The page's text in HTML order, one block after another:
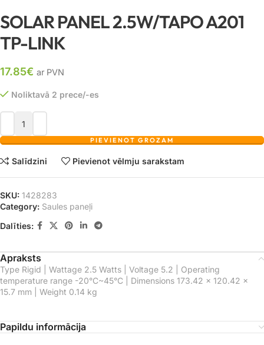
SOLAR PANEL 2.5W/TAPO A201
TP-LINK
17.85€ ar PVN
Noliktavā 2 prece/-es
PIEVIENOT GROZAM
Salīdzini Pievienot vēlmju sarakstam
SKU: 1428283
Category: Saules paneļi
Dalīties:
Apraksts
Type Rigid | Wattage 2.5 Watts | Voltage 5.2 | Operating
temperature range -20°C~45°C | Dimensions 173.42 × 120.42 ×
15.7 mm | Weight 0.14 kg
Papildu informācija